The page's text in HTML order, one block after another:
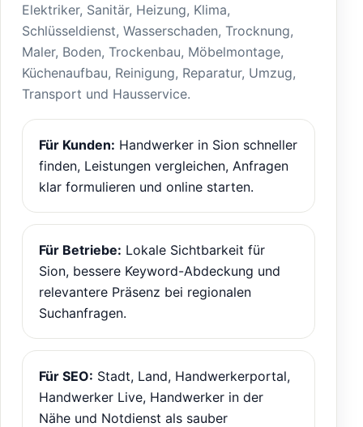
Elektriker, Sanitär, Heizung, Klima,
Schlüsseldienst, Wasserschaden, Trocknung,
Maler, Boden, Trockenbau, Möbelmontage,
Küchenaufbau, Reinigung, Reparatur, Umzug,
Transport und Hausservice.
Für Kunden: Handwerker in Sion schneller
finden, Leistungen vergleichen, Anfragen
klar formulieren und online starten.
Für Betriebe: Lokale Sichtbarkeit für
Sion, bessere Keyword-Abdeckung und
relevantere Präsenz bei regionalen
Suchanfragen.
Für SEO: Stadt, Land, Handwerkerportal,
Handwerker Live, Handwerker in der
Nähe und Notdienst als sauber